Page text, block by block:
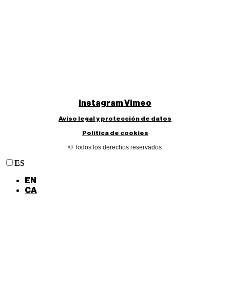
InstagramVimeo
Aviso legal y protección de datos
Política de cookies
© Todos los derechos reservados
ES
EN
CA